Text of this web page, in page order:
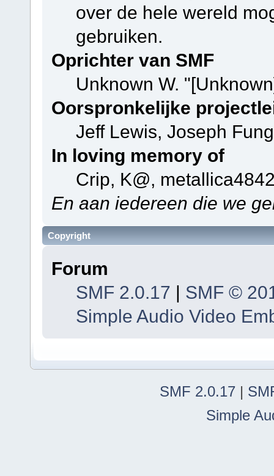
over de hele wereld
gebruiken.
Oprichter van SMF
Unknown W.
Oorspronkelijke
Jeff Lewis, Joseph
In loving memory of
Crip, K@,
En aan iedereen die we
Copyright
Forum
SMF 2.0.17 | SMF ©
Simple Audio Video
SMF 2.0.17 |
Simple